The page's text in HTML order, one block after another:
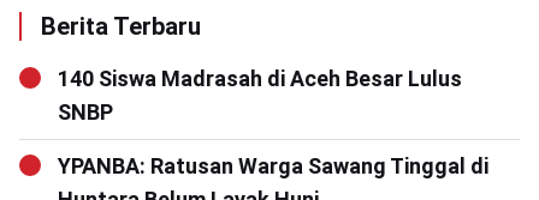
Berita Terbaru
140 Siswa Madrasah di Aceh Besar Lulus
SNBP
YPANBA: Ratusan Warga Sawang Tinggal di